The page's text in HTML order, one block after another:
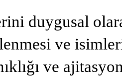
duygusal
ve
ve